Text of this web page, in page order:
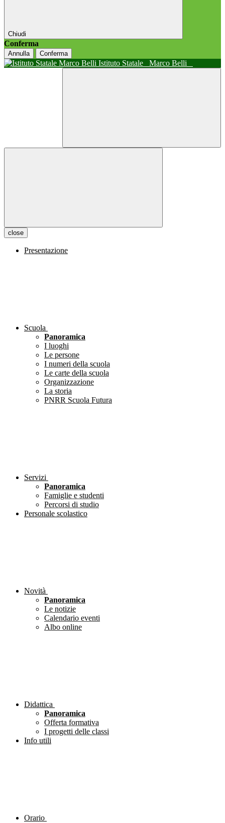
Chiudi
Conferma
Annulla Conferma
Istituto Statale Marco Belli
close
Presentazione
Scuola
Panoramica
I luoghi
Le persone
I numeri della scuola
Le carte della scuola
Organizzazione
La storia
PNRR Scuola Futura
Servizi
Panoramica
Famiglie e studenti
Percorsi di studio
Personale scolastico
Novità
Panoramica
Le notizie
Calendario eventi
Albo online
Didattica
Panoramica
Offerta formativa
I progetti delle classi
Info utili
Orario